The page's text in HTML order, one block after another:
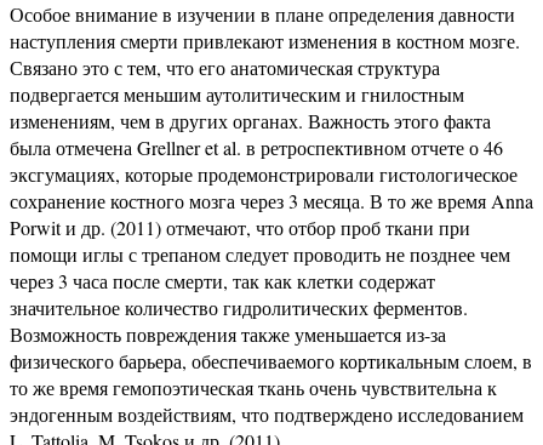
Особое внимание в изучении в плане определения давности
наступления смерти привлекают изменения в костном мозге.
Связано это с тем, что его анатомическая структура
подвергается меньшим аутолитическим и гнилостным
изменениям, чем в других органах. Важность этого факта
была отмечена Grellner et al. в ретроспективном отчете о 46
эксгумациях, которые продемонстрировали гистологическое
сохранение костного мозга через 3 месяца. В то же время Anna
Porwit и др. (2011) отмечают, что отбор проб ткани при
помощи иглы с трепаном следует проводить не позднее чем
через 3 часа после смерти, так как клетки содержат
значительное количество гидролитических ферментов.
Возможность повреждения также уменьшается из-за
физического барьера, обеспечиваемого кортикальным слоем, в
то же время гемопоэтическая ткань очень чувствительна к
эндогенным воздействиям, что подтверждено исследованием